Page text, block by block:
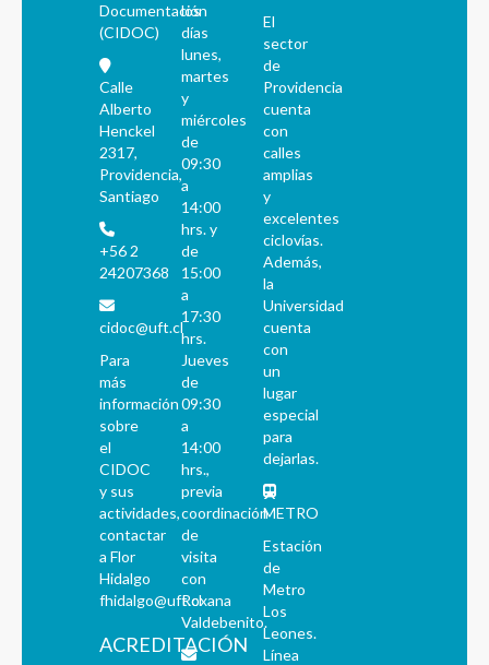
Documentación
(CIDOC)
Calle
Alberto
Henckel
2317,
Providencia,
Santiago
+56 2
24207368
cidoc@uft.cl
Para
más
información
sobre
el
CIDOC
y sus
actividades,
contactar
a Flor
Hidalgo
fhidalgo@uft.cl
ACREDITACIÓN
los
días
lunes,
martes
y
miércoles
de
09:30
a
14:00
hrs. y
de
15:00
a
17:30
hrs.
Jueves
de
09:30
a
14:00
hrs.,
previa
coordinación
de
visita
con
Roxana
Valdebenito.
El
sector
de
Providencia
cuenta
con
calles
amplias
y
excelentes
ciclovías.
Además,
la
Universidad
cuenta
con
un
lugar
especial
para
dejarlas.
METRO
Estación
de
Metro
Los
Leones.
Línea